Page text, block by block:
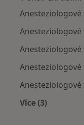
Anesteziologové
Anesteziologové
Anesteziologové
Více (3)